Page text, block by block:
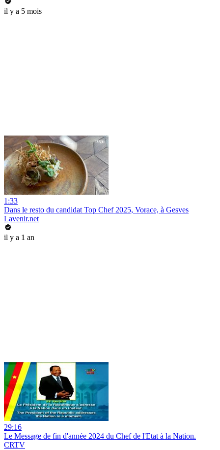
il y a 5 mois
1:33
Dans le resto du candidat Top Chef 2025, Vorace, à Gesves
Lavenir.net
il y a 1 an
29:16
Le Message de fin d'année 2024 du Chef de l'Etat à la Nation.
CRTV